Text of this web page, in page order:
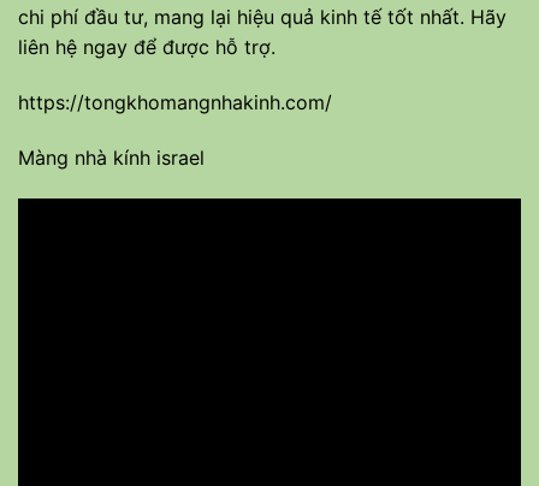
chi phí đầu tư, mang lại hiệu quả kinh tế tốt nhất. Hãy
liên hệ ngay để được hỗ trợ.
https://tongkhomangnhakinh.com/
Màng nhà kính israel